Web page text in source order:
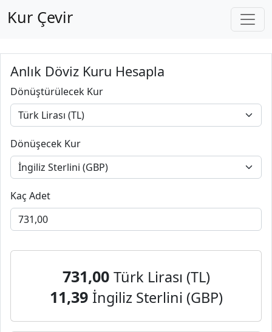
Kur Çevir
Anlık Döviz Kuru Hesapla
Dönüştürülecek Kur
Dönüşecek Kur
Kaç Adet
731,00 Türk Lirası (TL)
11,39 İngiliz Sterlini (GBP)